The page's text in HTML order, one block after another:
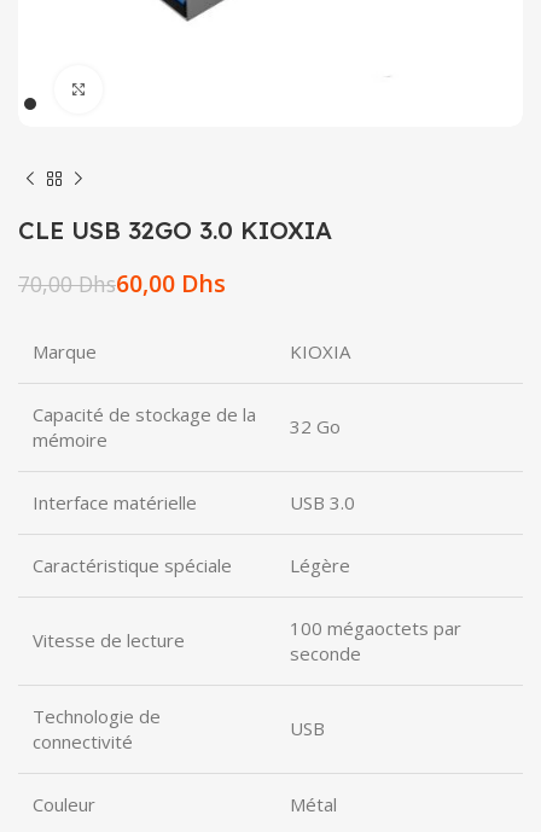
CLE USB 32GO 3.0 KIOXIA
70,00Dhs60,00 Dhs
Marque KIOXIA
Capacité de stockage de la
mémoire
32 Go
Interface matérielle USB 3.0
Caractéristique spéciale Légère
Vitesse de lecture
100 mégaoctets par
seconde
Technologie de
connectivité
USB
Couleur Métal